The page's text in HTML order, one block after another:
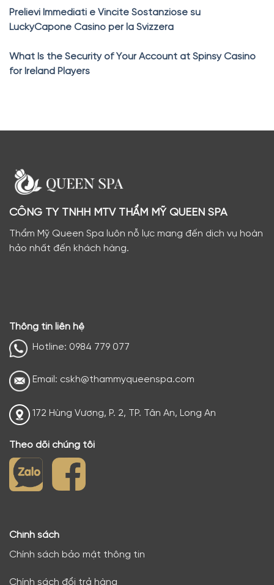
Prelievi Immediati e Vincite Sostanziose su
LuckyCapone Casino per la Svizzera
What Is the Security of Your Account at Spinsy Casino
for Ireland Players
CÔNG TY TNHH MTV THẨM MỸ QUEEN SPA
Thẩm Mỹ Queen Spa luôn nỗ lực mang đến dịch vụ hoàn
hảo nhất đến khách hàng.
Thông tin liên hệ
Hotline: 0984 779 077
Email: cskh@thammyqueenspa.com
172 Hùng Vương, P. 2, TP. Tân An, Long An
Theo dõi chúng tôi
Chính sách
Chính sách bảo mật thông tin
Chính sách đổi trả hàng